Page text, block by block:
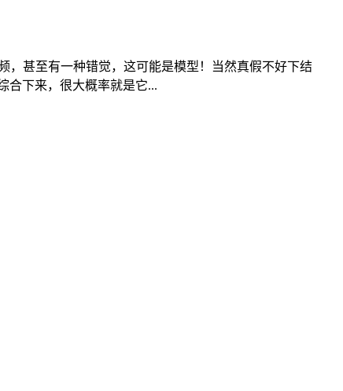
，甚至有一种错觉，这可能是模型！当然真假不好下结
合下来，很大概率就是它...